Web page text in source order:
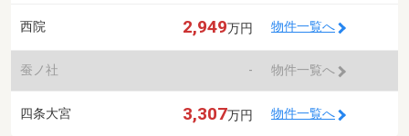
西院 2,949万円 物件一覧へ
蚕ノ社 - 物件一覧へ
四条大宮 3,307万円 物件一覧へ